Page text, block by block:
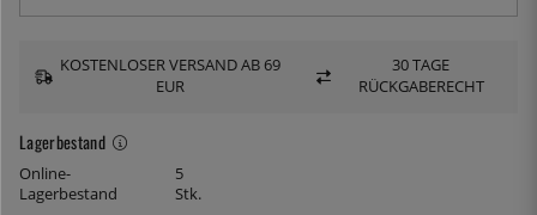
Lagerbestand
Online-
Lagerbestand
5
Stk.
KOSTENLOSER VERSAND AB 69
EUR
30 TAGE
RÜCKGABERECHT